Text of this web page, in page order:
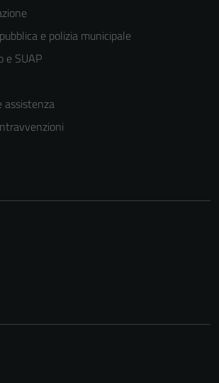
e polizia municipale
e SUAP
assistenza